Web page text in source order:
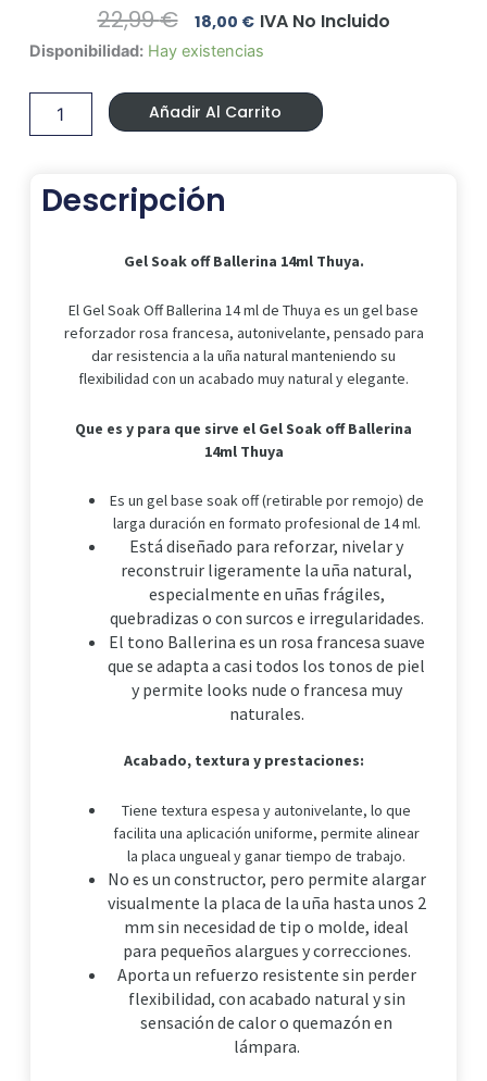
22,99€ El
Precio
Original
Era:
22,99 €.
18,00 €El
Precio
Actual
Es:
18,00 €.
IVA No Incluido
Disponibilidad: Hay existencias
Gel
off
Ballerina
14ml
Añadir Al Carrito
Descripción
Gel Soak off Ballerina 14ml Thuya.
El Gel Soak Off Ballerina 14 ml de Thuya es un gel base
reforzador rosa francesa, autonivelante, pensado para
dar resistencia a la uña natural manteniendo su
flexibilidad con un acabado muy natural y elegante.
Que es y para que sirve el Gel Soak off Ballerina
14ml Thuya
Es un gel base soak off (retirable por remojo) de
larga duración en formato profesional de 14 ml.
Está diseñado para reforzar, nivelar y
reconstruir ligeramente la uña natural,
especialmente en uñas frágiles,
quebradizas o con surcos e irregularidades.
El tono Ballerina es un rosa francesa suave
que se adapta a casi todos los tonos de piel
y permite looks nude o francesa muy
naturales.
Acabado, textura y prestaciones:
Tiene textura espesa y autonivelante, lo que
facilita una aplicación uniforme, permite alinear
la placa ungueal y ganar tiempo de trabajo.
No es un constructor, pero permite alargar
visualmente la placa de la uña hasta unos 2
mm sin necesidad de tip o molde, ideal
para pequeños alargues y correcciones.
Aporta un refuerzo resistente sin perder
flexibilidad, con acabado natural y sin
sensación de calor o quemazón en
lámpara.